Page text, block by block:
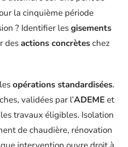
la cinquième période
? Identifier lesgisements
desactions concrèteschez
opérations standardisées.
validées par l’ADEMEet
travaux éligibles. Isolation
de chaudière, rénovation